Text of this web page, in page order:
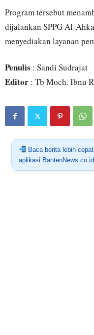
Program tersebut
dijalankan SPPG Al-
menyediakan layanan
Penulis : Sandi Sudrajat
Editor : Tb Moch. Ibnu
Baca berita lebih
aplikasi BantenNews.co.id